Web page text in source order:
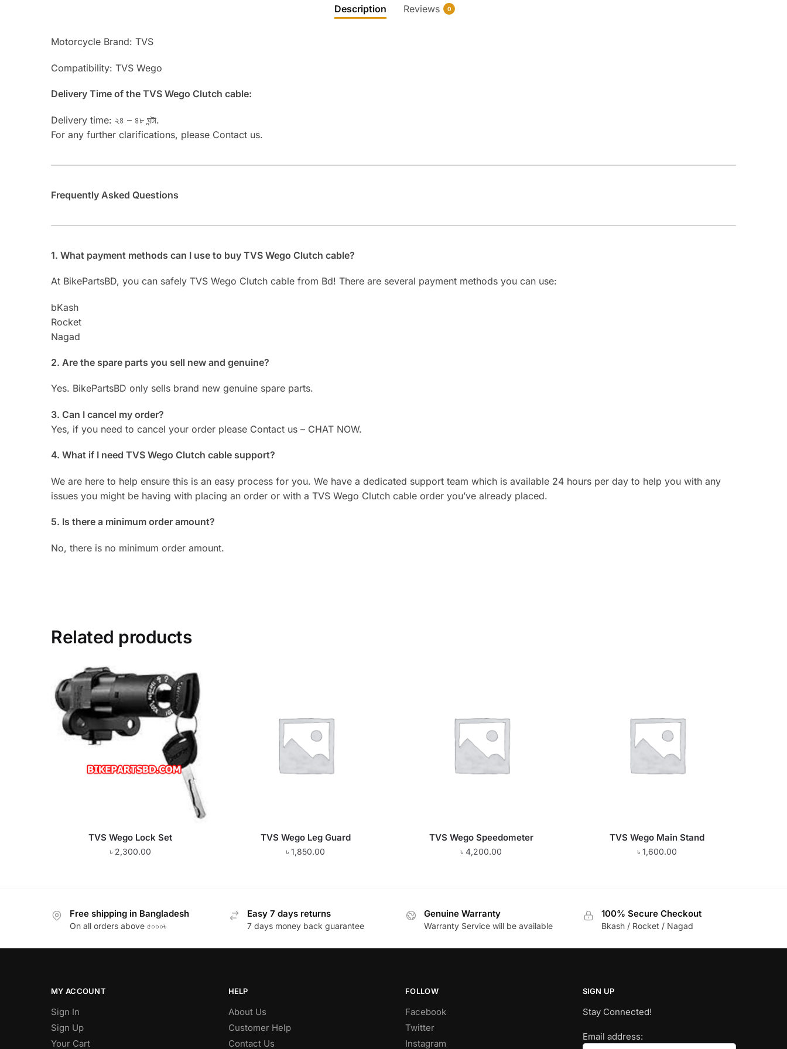
Description Reviews 0
Motorcycle Brand: TVS
Compatibility: TVS Wego
Delivery Time of the TVS Wego Clutch cable:
Delivery time: ২৪ – ৪৮ ঘন্টা.
For any further clarifications, please Contact us.
Frequently Asked Questions
1. What payment methods can I use to buy TVS Wego Clutch cable?
At BikePartsBD, you can safely TVS Wego Clutch cable from Bd! There are several payment methods you can use:
bKash
Rocket
Nagad
2. Are the spare parts you sell new and genuine?
Yes. BikePartsBD only sells brand new genuine spare parts.
3. Can I cancel my order?
Yes, if you need to cancel your order please Contact us – CHAT NOW.
4. What if I need TVS Wego Clutch cable support?
We are here to help ensure this is an easy process for you. We have a dedicated support team which is available 24 hours per day to help you with any
issues you might be having with placing an order or with a TVS Wego Clutch cable order you’ve already placed.
5. Is there a minimum order amount?
No, there is no minimum order amount.
Related products
TVS Wego Lock Set
৳ 2,300.00
TVS Wego Leg Guard
৳1,850.00
TVS Wego Speedometer
৳4,200.00
TVS Wego Main Stand
৳ 1,600.00
Free shipping in Bangladesh
On all orders above ৫০০০৳
Easy 7 days returns
7 days money back guarantee
Genuine Warranty
Warranty Service will be available
100% Secure Checkout
Bkash / Rocket / Nagad
MY ACCOUNT
Sign In
Sign Up
Your Cart
HELP
About Us
Customer Help
Contact Us
FOLLOW
Facebook
Twitter
Instagram
SIGN UP
Stay Connected!
Email address: